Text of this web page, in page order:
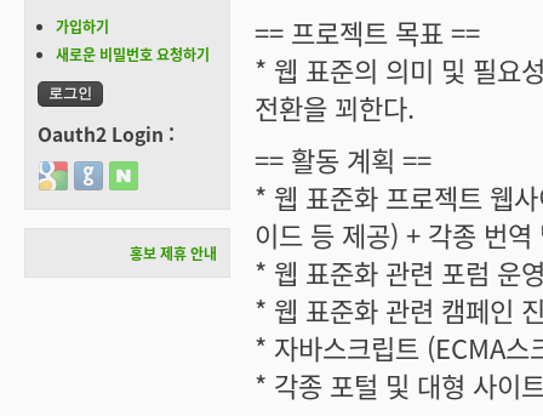
== 프로젝트 목표 ==
* 웹 표준의 의미 및 필요
전환을 꾀한다.
== 활동 계획 ==
* 웹 표준화 프로젝트 웹
이드 등 제공) + 각종 번역
* 웹 표준화 관련 포럼 운
* 웹 표준화 관련 캠페인
* 자바스크립트 (ECMA
* 각종 포털 및 대형 사이
가입하기
새로운 비밀번호 요청하기
Oauth2 Login :
Login with Google
Login with GitHub
Login with Naver
홍보 제휴 안내